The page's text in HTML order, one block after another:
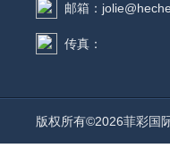
邮箱：
传真：
版权所有©2026菲彩